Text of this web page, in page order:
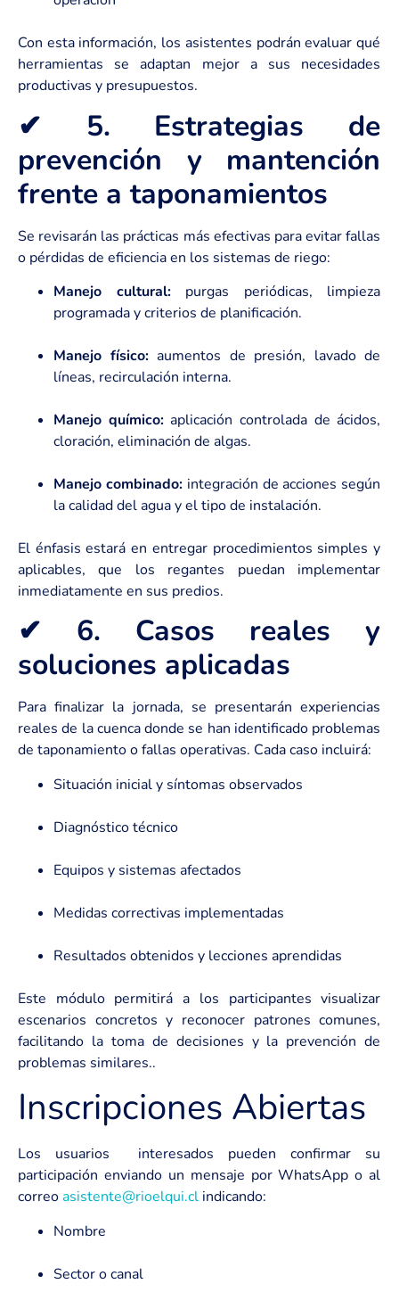
Con esta información, los asistentes podrán evaluar qué
herramientas se adaptan mejor a sus necesidades
productivas y presupuestos.
✔ 5. Estrategias de
prevención y mantención
frente a taponamientos
Se revisarán las prácticas más efectivas para evitar fallas
o pérdidas de eficiencia en los sistemas de riego:
Manejo cultural:purgas periódicas, limpieza
programada y criterios de planificación.
Manejo físico:aumentos de presión, lavado de
líneas, recirculación interna.
Manejo químico:aplicación controlada de ácidos,
cloración, eliminación de algas.
Manejo combinado:integración de acciones según
la calidad del agua y el tipo de instalación.
El énfasis estará en entregar procedimientos simples y
aplicables, que los regantes puedan implementar
inmediatamente en sus predios.
✔ 6. Casos reales y
soluciones aplicadas
Para finalizar la jornada, se presentarán experiencias
reales de la cuenca donde se han identificado problemas
de taponamiento o fallas operativas. Cada caso incluirá:
Situación inicial y síntomas observados
Diagnóstico técnico
Equipos y sistemas afectados
Medidas correctivas implementadas
Resultados obtenidos y lecciones aprendidas
Este módulo permitirá a los participantes visualizar
escenarios concretos y reconocer patrones comunes,
facilitando la toma de decisiones y la prevención de
problemas similares..
Inscripciones Abiertas
Los usuarios interesados pueden confirmar su
participación enviando un mensaje por WhatsApp o al
correoasistente@rioelqui.cl indicando:
Nombre
Sector o canal